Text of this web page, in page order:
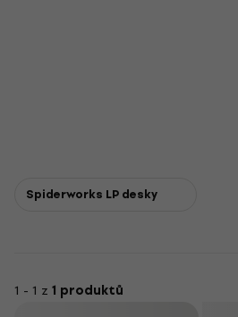
Spiderworks LP desky
1 - 1 z 1 produktů